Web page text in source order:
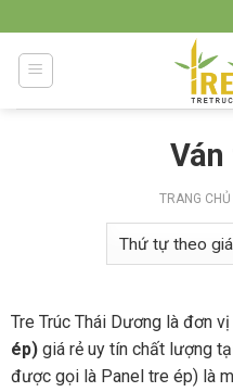
to
content
TRANG CHỦ
Tre Trúc Thái Dương là đơn
ép) giá rẻ uy tín chất lượng
được gọi là Panel tre ép) là